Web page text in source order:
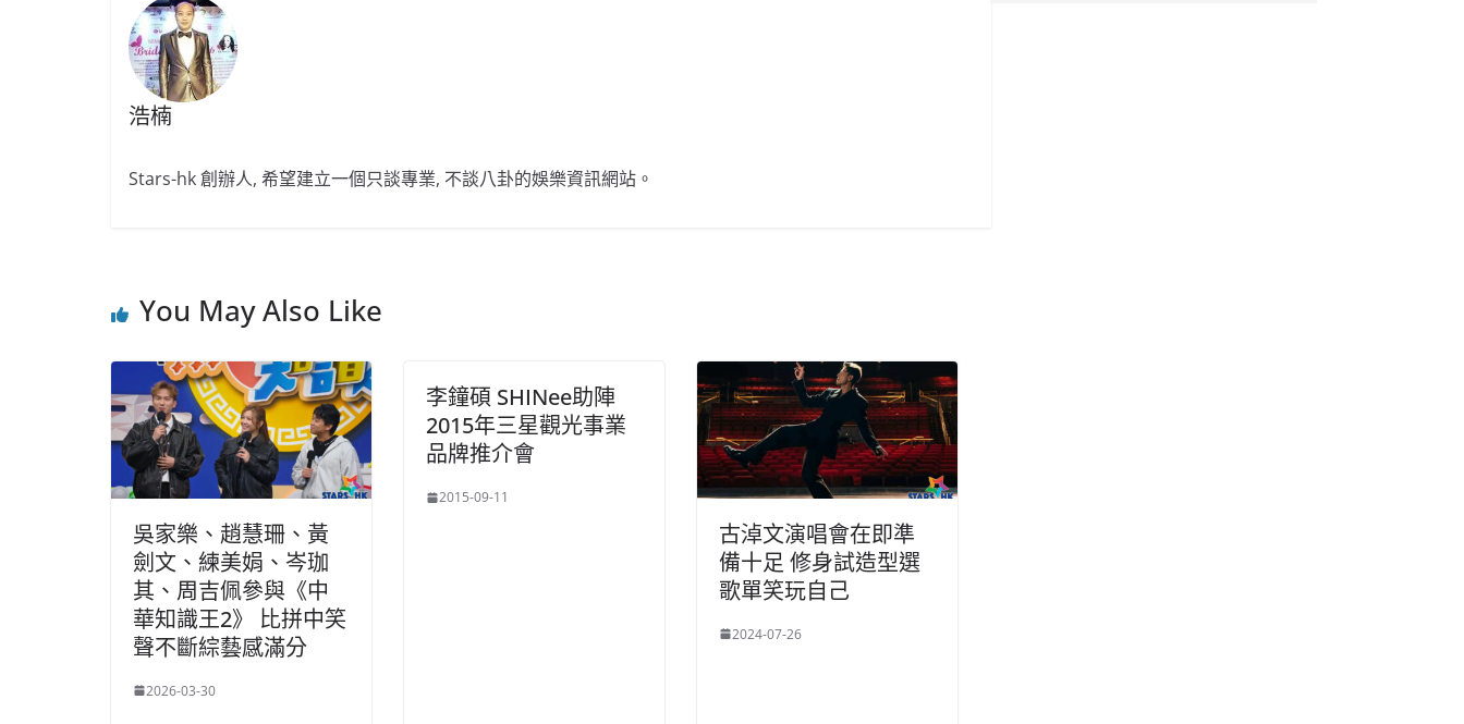
浩楠
Stars-hk 創辦人, 希望建立一個只談專業, 不談八卦的娛樂資訊網站。
You May Also Like
吳家樂、趙慧珊、黃
劍文、練美娟、岑珈
其、周吉佩參與《中
華知識王2》 比拼中笑
聲不斷綜藝感滿分
2026-03-30
李鐘碩 SHINee助陣
2015年三星觀光事業
品牌推介會
2015-09-11
古淖文演唱會在即準
備十足 修身試造型選
歌單笑玩自己
2024-07-26